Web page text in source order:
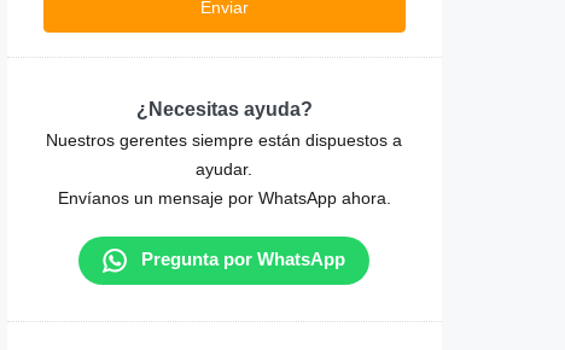
¿Necesitas ayuda?
Nuestros gerentes siempre están dispuestos a
ayudar.
Envíanos un mensaje por WhatsApp ahora.
Pregunta por WhatsApp